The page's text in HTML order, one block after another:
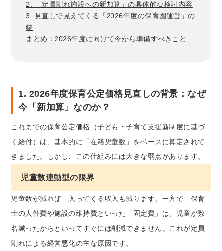
2. 「定員割れ施設への新加算」の具体的な検討内容
3. 見直しで見えてくる「2026年度の保育園運営」の
鍵
まとめ：2026年度に向けて今から準備すべきこと
1. 2026年度保育公定価格見直しの背景：なぜ
今「新加算」なのか？
これまでの保育公定価格（子ども・子育て支援新制度に基づ
く給付）は、基本的に「在籍児童数」をベースに算定されて
きました。しかし、この仕組みには大きな弱点があります。
児童数連動型の限界
児童数が減れば、入ってくる収入も減ります。一方で、保育
士の人件費や施設の維持費といった「固定費」は、児童が数
名減ったからといってすぐには削減できません。これが定員
割れによる経営悪化の主な原因です。